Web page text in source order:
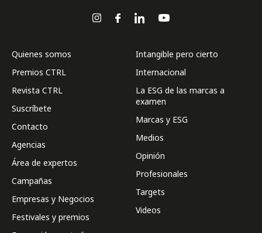
Quienes somos
Premios CTRL
Revista CTRL
Suscríbete
Contacto
Agencias
Área de expertos
Campañas
Empresas y Negocios
Festivales y premios
Intangible pero cierto
Internacional
La ESG de las marcas a
examen
Marcas y ESG
Medios
Opinión
Profesionales
Targets
Videos